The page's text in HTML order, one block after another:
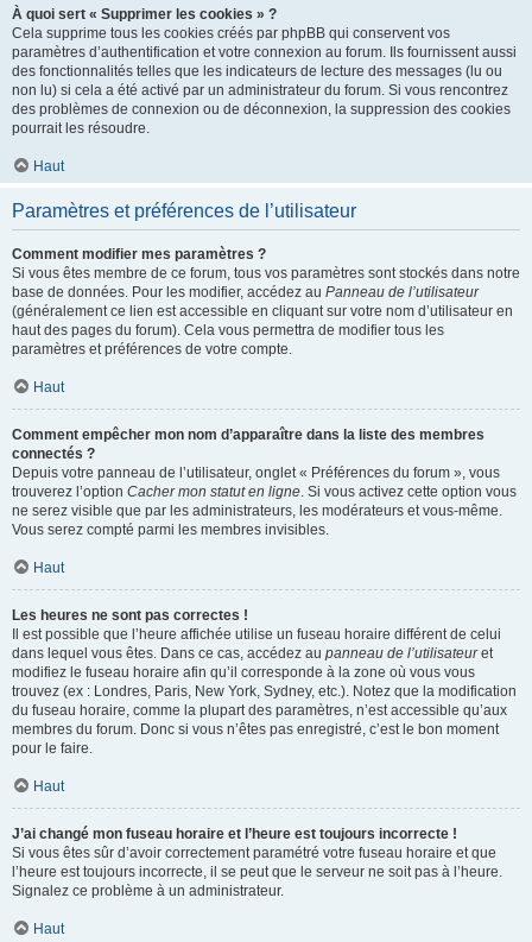
À quoi sert « Supprimer les cookies » ?
Cela supprime tous les cookies créés par phpBB qui conservent vos
paramètres d’authentification et votre connexion au forum. Ils fournissent aussi
des fonctionnalités telles que les indicateurs de lecture des messages (lu ou
non lu) si cela a été activé par un administrateur du forum. Si vous rencontrez
des problèmes de connexion ou de déconnexion, la suppression des cookies
pourrait les résoudre.
Haut
Paramètres et préférences de l’utilisateur
Comment modifier mes paramètres ?
Si vous êtes membre de ce forum, tous vos paramètres sont stockés dans notre
base de données. Pour les modifier, accédez au Panneau de l’utilisateur
(généralement ce lien est accessible en cliquant sur votre nom d’utilisateur en
haut des pages du forum). Cela vous permettra de modifier tous les
paramètres et préférences de votre compte.
Haut
Comment empêcher mon nom d’apparaître dans la liste des membres
connectés ?
Depuis votre panneau de l’utilisateur, onglet « Préférences du forum », vous
trouverez l’option Cacher mon statut en ligne. Si vous activez cette option vous
ne serez visible que par les administrateurs, les modérateurs et vous-même.
Vous serez compté parmi les membres invisibles.
Haut
Les heures ne sont pas correctes !
Il est possible que l’heure affichée utilise un fuseau horaire différent de celui
dans lequel vous êtes. Dans ce cas, accédez au panneau de l’utilisateuret
modifiez le fuseau horaire afin qu’il corresponde à la zone où vous vous
trouvez (ex : Londres, Paris, New York, Sydney, etc.). Notez que la modification
du fuseau horaire, comme la plupart des paramètres, n’est accessible qu’aux
membres du forum. Donc si vous n’êtes pas enregistré, c’est le bon moment
pour le faire.
Haut
J’ai changé mon fuseau horaire et l’heure est toujours incorrecte !
Si vous êtes sûr d’avoir correctement paramétré votre fuseau horaire et que
l’heure est toujours incorrecte, il se peut que le serveur ne soit pas à l’heure.
Signalez ce problème à un administrateur.
Haut